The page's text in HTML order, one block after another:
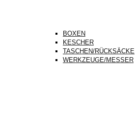
BOXEN
KESCHER
TASCHEN/RÜCKSÄCKE
WERKZEUGE/MESSER